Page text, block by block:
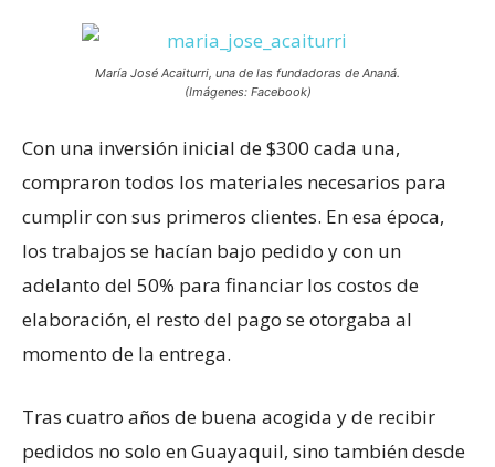
María José Acaiturri, una de las fundadoras de Ananá.
(Imágenes: Facebook)
Con una inversión inicial de $300 cada una,
compraron todos los materiales necesarios para
cumplir con sus primeros clientes. En esa época,
los trabajos se hacían bajo pedido y con un
adelanto del 50% para financiar los costos de
elaboración, el resto del pago se otorgaba al
momento de la entrega.
Tras cuatro años de buena acogida y de recibir
pedidos no solo en Guayaquil, sino también desde